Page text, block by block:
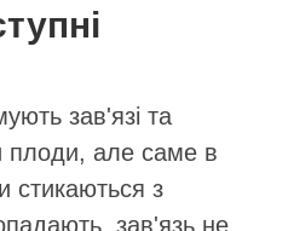
зав'язі та
плоди, але саме в
стикаються з
зав'язь не